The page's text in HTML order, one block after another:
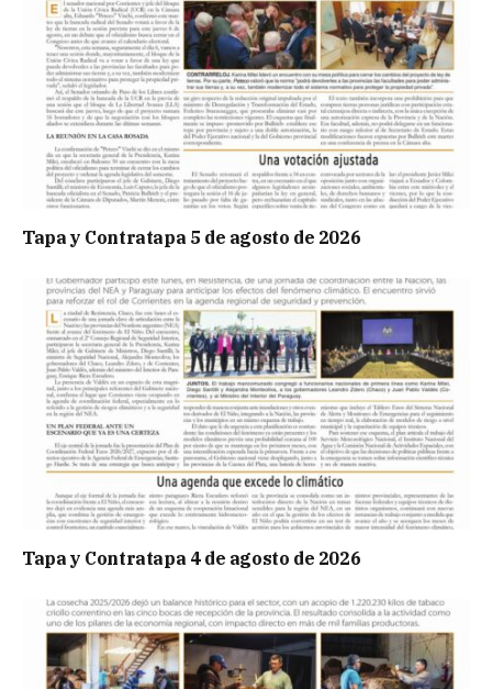
Tapa y Contratapa 5 de agosto de 2026
Tapa y Contratapa 4 de agosto de 2026